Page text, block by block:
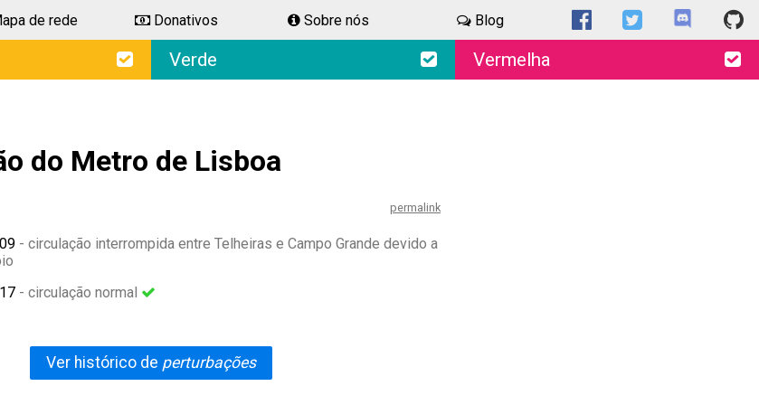
de rede Donativos Sobre nós Blog
Verde Vermelha
do Metro de Lisboa
permalink
- circulação interrompida entre Telheiras e Campo Grande devido a
- circulação normal
Ver histórico de perturbações